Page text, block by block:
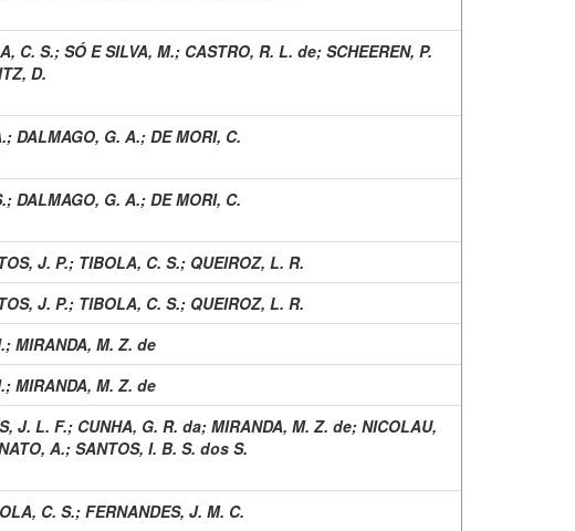
C. S.; SÓ E SILVA, M.; CASTRO, R. L. de; SCHEEREN, P.
D.
; DALMAGO, G. A.; DE MORI, C.
; DALMAGO, G. A.; DE MORI, C.
J. P.; TIBOLA, C. S.; QUEIROZ, L. R.
J. P.; TIBOLA, C. S.; QUEIROZ, L. R.
; MIRANDA, M. Z. de
; MIRANDA, M. Z. de
J. L. F.; CUNHA, G. R. da; MIRANDA, M. Z. de; NICOLAU,
A.; SANTOS, I. B. S. dos S.
C. S.; FERNANDES, J. M. C.